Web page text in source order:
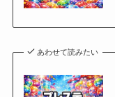
あわせて読みたい